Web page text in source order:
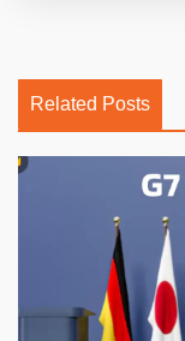
Related Posts